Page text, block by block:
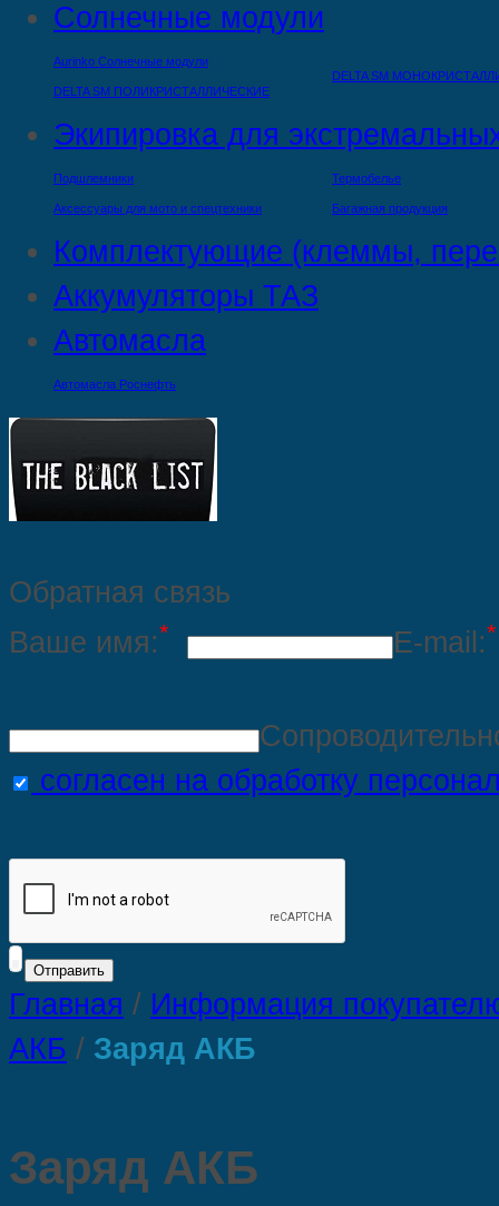
Солнечные модули
Aurinko Солнечные модули
DELTA SM ПОЛИКРИСТАЛЛИЧЕСКИЕ
DELTA SM
Экипировка для
Подшлемники
Аксессуары для мото и спецтехники
Термобелье
Багажная продукция
Комплектующие (клеммы,
Аккумуляторы ТАЗ
Автомасла
Автомасла Роснефть
Обратная связь
Ваше имя:* E-mail:*
согласен на обработку
Главная / Информация
АКБ / Заряд АКБ
Заряд АКБ